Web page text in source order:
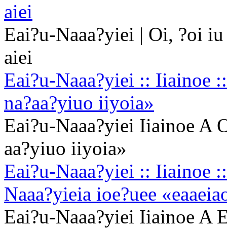
aiei
Eai?u-Naaa?yiei | Oi, ?oi
aiei
Eai?u-Naaa?yiei :: Iiainoe
na?aa?yiuo iiyoia»
Eai?u-Naaa?yiei Iiainoe A
aa?yiuo iiyoia»
Eai?u-Naaa?yiei :: Iiainoe
Naaa?yieia ioe?uee
Eai?u-Naaa?yiei Iiainoe A